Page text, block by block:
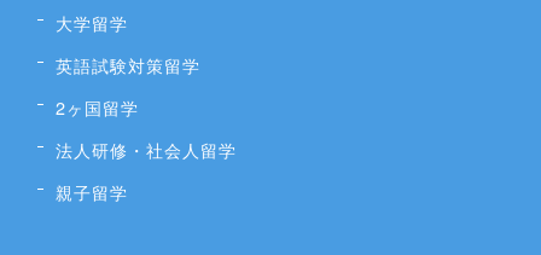
大学留学
英語試験対策留学
2ヶ国留学
法人研修・社会人留学
親子留学